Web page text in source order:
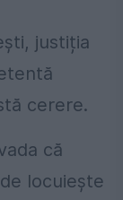
justiția
cerere.
că
locuiește